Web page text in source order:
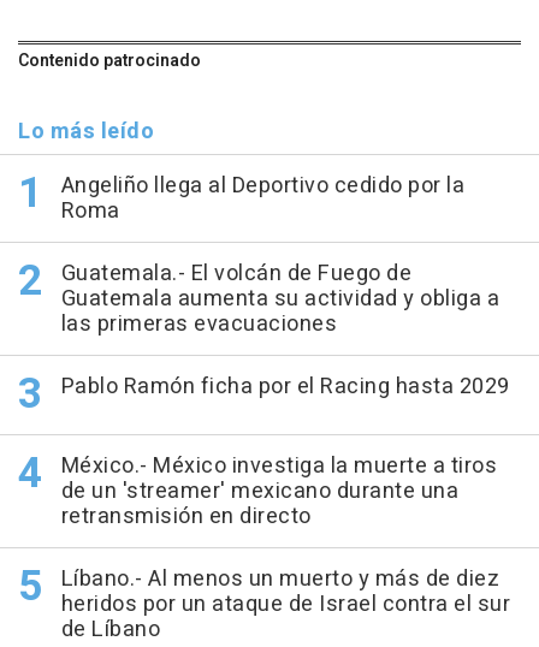
Contenido patrocinado
Lo más leído
Angeliño llega al Deportivo cedido por la
Roma
Guatemala.- El volcán de Fuego de
Guatemala aumenta su actividad y obliga a
las primeras evacuaciones
Pablo Ramón ficha por el Racing hasta 2029
México.- México investiga la muerte a tiros
de un 'streamer' mexicano durante una
retransmisión en directo
Líbano.- Al menos un muerto y más de diez
heridos por un ataque de Israel contra el sur
de Líbano